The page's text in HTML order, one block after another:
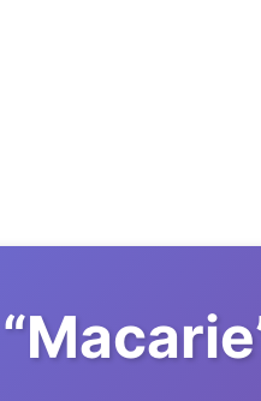
“Macarie